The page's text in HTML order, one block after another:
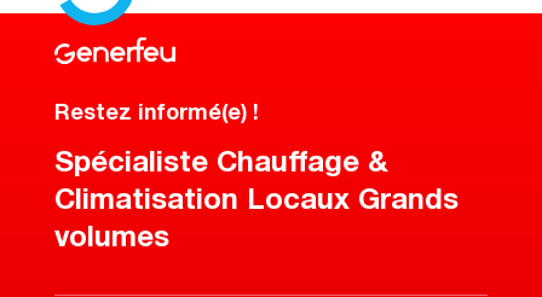
Restez informé(e) !
Spécialiste Chauffage &
Climatisation Locaux Grands
volumes